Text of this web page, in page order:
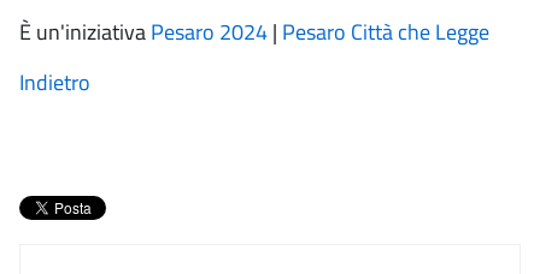
È un'iniziativaPesaro 2024| Pesaro Città che Legge
Indietro